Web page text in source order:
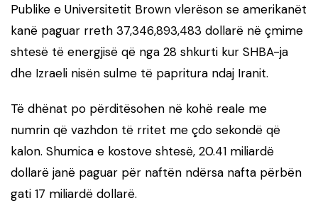
Publike e Universitetit Brown vlerëson se amerikanët
kanë paguar rreth 37,346,893,483 dollarë në çmime
shtesë të energjisë që nga 28 shkurti kur SHBA-ja
dhe Izraeli nisën sulme të papritura ndaj Iranit.
Të dhënat po përditësohen në kohë reale me
numrin që vazhdon të rritet me çdo sekondë që
kalon. Shumica e kostove shtesë, 20.41 miliardë
dollarë janë paguar për naftën ndërsa nafta përbën
gati 17 miliardë dollarë.